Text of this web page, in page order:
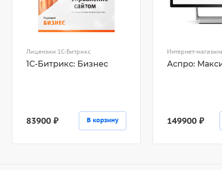
Лицензии 1С-Битрикс
1С-Битрикс: Бизнес
83900 ₽ В корзину
Интернет-
Аспро:
149900 ₽